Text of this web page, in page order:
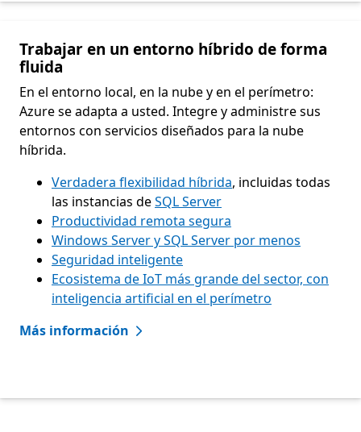
Trabajar en un entorno híbrido de forma
fluida
En el entorno local, en la nube y en el perímetro:
Azure se adapta a usted. Integre y administre sus
entornos con servicios diseñados para la nube
híbrida.
Verdadera flexibilidad híbrida, incluidas todas
las instancias deSQL Server
Productividad remota segura
Windows Server y SQL Server por menos
Seguridad inteligente
Ecosistema de IoT más grande del sector, con
inteligencia artificial en el perímetro
Más información